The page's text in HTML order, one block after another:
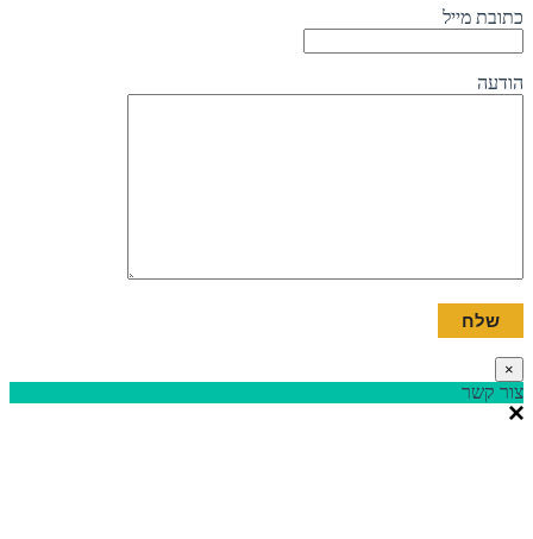
כתובת מייל
הודעה
×
צור קשר